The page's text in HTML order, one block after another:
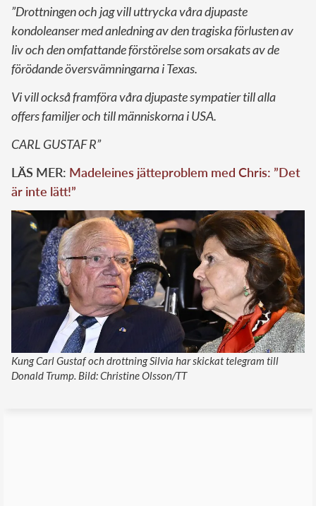
”Drottningen och jag vill uttrycka våra djupaste
kondoleanser med anledning av den tragiska förlusten av
liv och den omfattande förstörelse som orsakats av de
förödande översvämningarna i Texas.
Vi vill också framföra våra djupaste sympatier till alla
offers familjer och till människorna i USA.
CARL GUSTAF R”
LÄS MER: Madeleines jätteproblem med Chris: ”Det
är inte lätt!”
Kung Carl Gustaf och drottning Silvia har skickat telegram till
Donald Trump. Bild: Christine Olsson/TT